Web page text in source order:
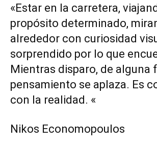
«Estar en la carretera,
propósito determinado,
alrededor con curiosidad
sorprendido por lo que
Mientras disparo, de alguna
pensamiento se aplaza. Es
con la realidad. «
Nikos Economopoulos